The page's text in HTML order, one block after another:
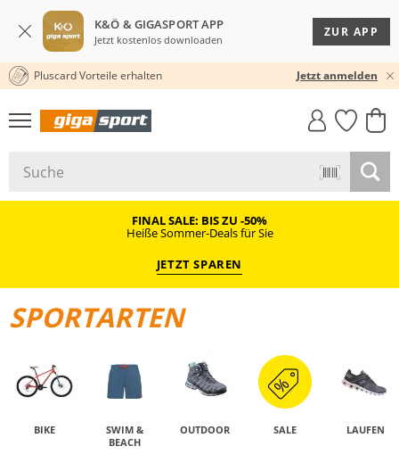
K&Ö & GIGASPORT APP
Jetzt kostenlos downloaden
ZUR APP
30 TAGE RÜCKGABERECHT
Pluscard Vorteile erhalten Jetzt anmelden
GIGASTYLE
FAHRRAD­
MUST-HAVE
FINAL SALE: BIS ZU -50%
Heiße Sommer-Deals für Sie
JETZT SPAREN
SPORTARTEN
BIKE
SWIM &
BEACH
OUTDOOR SALE LAUFEN